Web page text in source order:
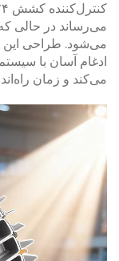
کنترل‌کننده کشش ۲۴ ولتی
می‌رساند در حالی
می‌شود. طراحی این
ادغام آسان با
می‌کند و زمان